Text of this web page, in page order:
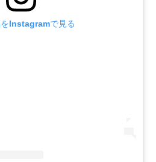
Instagramで見る